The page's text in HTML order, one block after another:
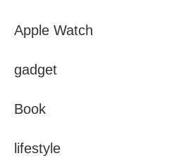
Apple Watch
gadget
Book
lifestyle